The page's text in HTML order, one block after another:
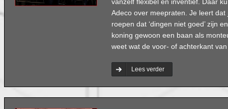
Adeco over meepraten. Je leert
roepen dat ‘dingen niet goed’ zijn
koning gewoon een baan als
weet wat de voor- of achterkant
Lees verder